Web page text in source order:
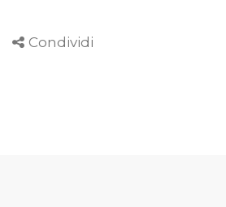
Condividi